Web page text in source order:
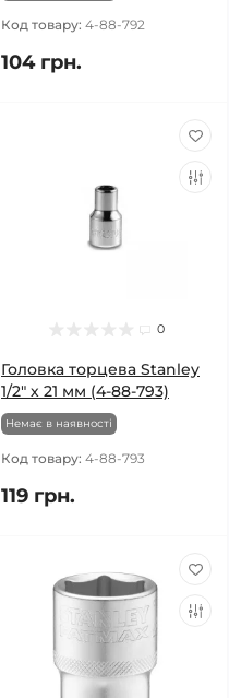
Код товару: 4-88-792
104 грн.
0
Головка торцева Stanley
1/2" х 21 мм (4-88-793)
Немає в наявності
Код товару: 4-88-793
119 грн.